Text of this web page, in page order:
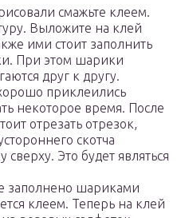
смажьте клеем.
Выложите на клей
ими стоит заполнить
При этом шарики
друг к другу.
приклеились
некоторое время. После
отрезать отрезок,
скотча
сверху. Это будет являться
заполнено шариками
клеем. Теперь на клей